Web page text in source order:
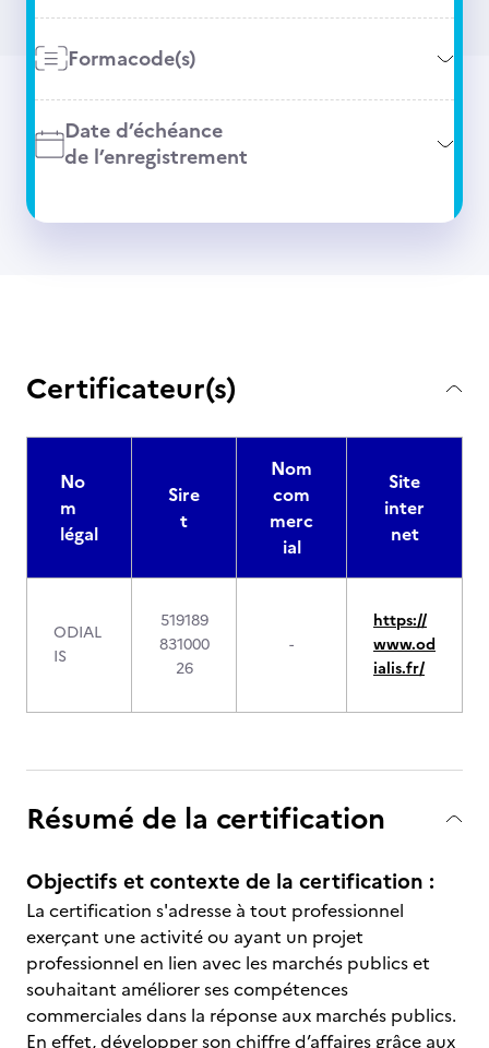
Formacode(s)
Date d’échéance
de l’enregistrement
Certificateur(s)
No
m
légal
Sire
t
Nom
com
merc
ial
Site
inter
net
ODIAL
IS
519189
831000
26
-
https://
www.od
ialis.fr/
Résumé de la certification
Objectifs et contexte de la certification :
La certification s'adresse à tout professionnel
exerçant une activité ou ayant un projet
professionnel en lien avec les marchés publics et
souhaitant améliorer ses compétences
commerciales dans la réponse aux marchés publics.
En effet, développer son chiffre d’affaires grâce aux